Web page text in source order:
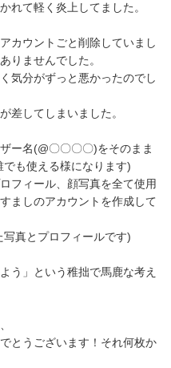
れて軽く炎上してました。
カウントごと削除していまし
りませんでした。
気分がずっと悪かったのでし
差してしまいました。
ー名(@〇〇〇〇)をそのまま
も使える様になります)
フィール、顔写真を全て使用
ましのアカウントを作成して
真とプロフィールです)
う」という稚拙で馬鹿な考え
とうございます！それ何枚か